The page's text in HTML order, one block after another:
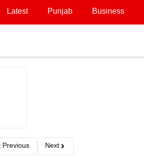
Latest Punjab Business
Previous Next